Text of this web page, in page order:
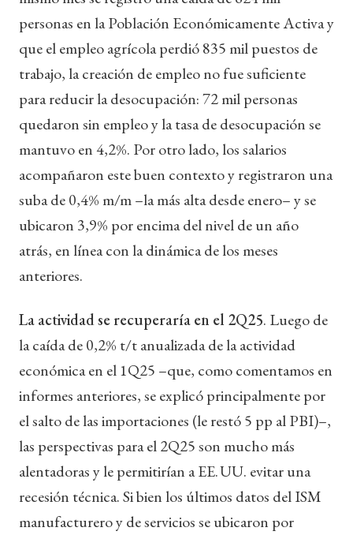
personas en la Población Económicamente Activa y
que el empleo agrícola perdió 835 mil puestos de
trabajo, la creación de empleo no fue suficiente
para reducir la desocupación: 72 mil personas
quedaron sin empleo y la tasa de desocupación se
mantuvo en 4,2%. Por otro lado, los salarios
acompañaron este buen contexto y registraron una
suba de 0,4% m/m –la más alta desde enero– y se
ubicaron 3,9% por encima del nivel de un año
atrás, en línea con la dinámica de los meses
anteriores.
La actividad se recuperaría en el 2Q25. Luego de
la caída de 0,2% t/t anualizada de la actividad
económica en el 1Q25 –que, como comentamos en
informes anteriores, se explicó principalmente por
el salto de las importaciones (le restó 5 pp al PBI)–,
las perspectivas para el 2Q25 son mucho más
alentadoras y le permitirían a EE. UU. evitar una
recesión técnica. Si bien los últimos datos del ISM
manufacturero y de servicios se ubicaron por